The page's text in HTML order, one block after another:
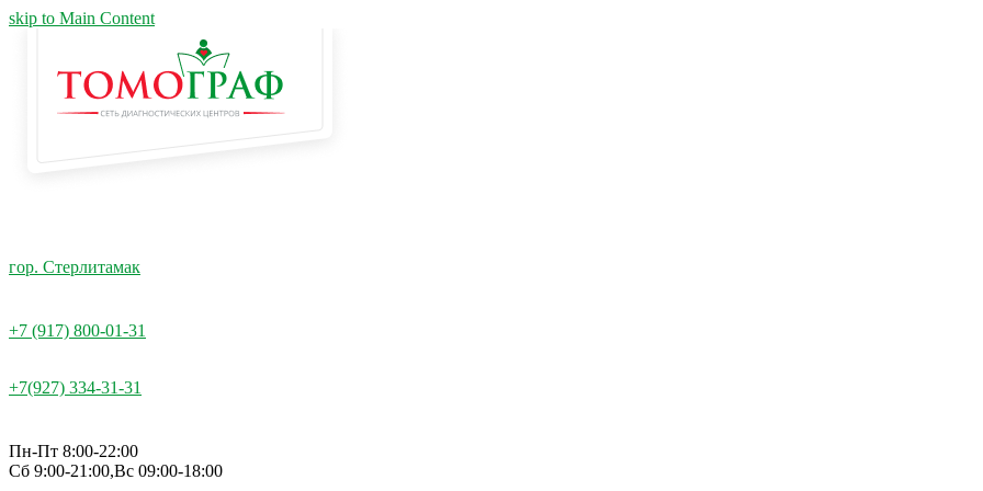
skip to Main Content
гор. Стерлитамак
+7 (917) 800-01-31
+7(927) 334-31-31
Пн-Пт 8:00-22:00
Сб 9:00-21:00,Вс 09:00-18:00